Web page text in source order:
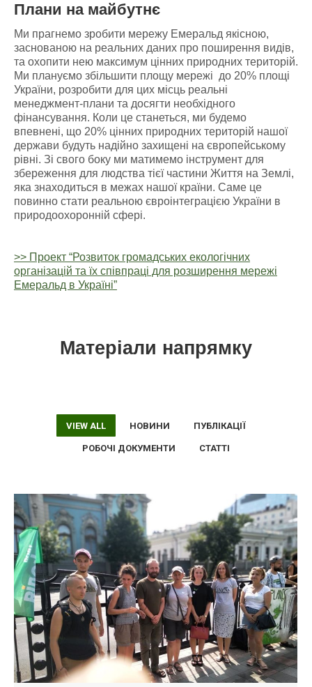
Плани на майбутнє
Ми прагнемо зробити мережу Емеральд якісною,
заснованою на реальних даних про поширення видів,
та охопити нею максимум цінних природних територій.
Ми плануємо збільшити площу мережі до 20% площі
України, розробити для цих місць реальні
менеджмент-плани та досягти необхідного
фінансування. Коли це станеться, ми будемо
впевнені, що 20% цінних природних територій нашої
держави будуть надійно захищені на європейському
рівні. Зі свого боку ми матимемо інструмент для
збереження для людства тієї частини Життя на Землі,
яка знаходиться в межах нашої країни. Саме це
повинно стати реальною євроінтеграцією України в
природоохоронній сфері.
>> Проект “Розвиток громадських екологічних
організацій та їх співпраці для розширення мережі
Емеральд в Україні”
Матеріали напрямку
VIEW ALL НОВИНИ ПУБЛІКАЦІЇ
РОБОЧІ ДОКУМЕНТИ СТАТТІ